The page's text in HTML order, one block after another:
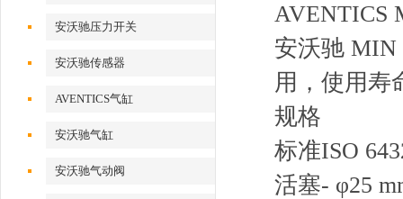
安沃驰压力开关
安沃驰传感器
AVENTICS气缸
安沃驰气缸
安沃驰气动阀
AVENTICS
安沃驰 MIN
用，使用寿
规格
标准ISO
活塞- φ25